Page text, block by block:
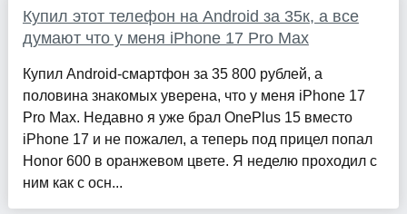
Купил этот телефон на Android за 35к, а все
думают что у меня iPhone 17 Pro Max
Купил Android-смартфон за 35 800 рублей, а
половина знакомых уверена, что у меня iPhone 17
Pro Max. Недавно я уже брал OnePlus 15 вместо
iPhone 17 и не пожалел, а теперь под прицел попал
Honor 600 в оранжевом цвете. Я неделю проходил с
ним как с осн...